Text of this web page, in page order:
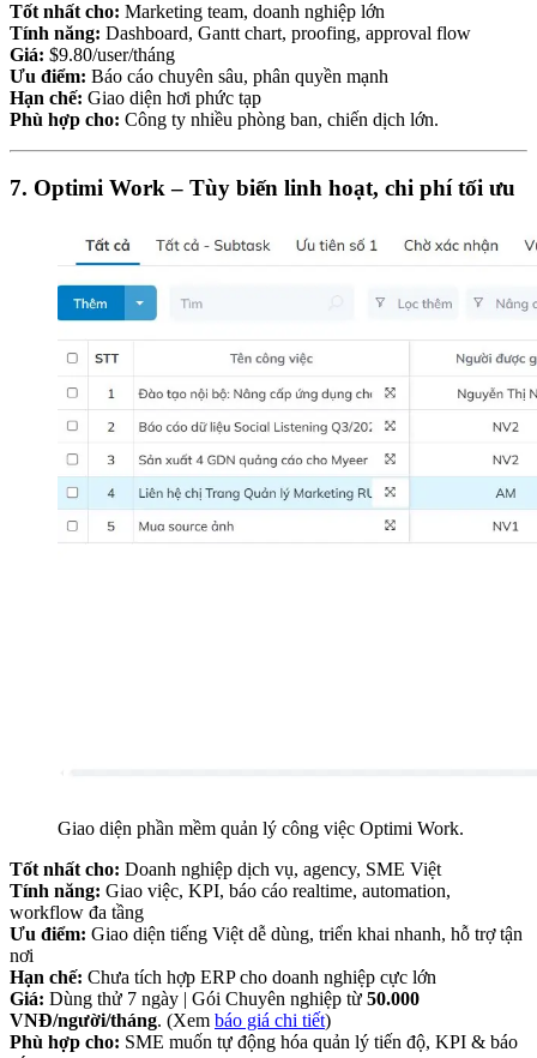
Tốt nhất cho: Marketing team, doanh nghiệp lớn
Tính năng: Dashboard, Gantt chart, proofing, approval flow
Giá: $9.80/user/tháng
Ưu điểm: Báo cáo chuyên sâu, phân quyền mạnh
Hạn chế: Giao diện hơi phức tạp
Phù hợp cho: Công ty nhiều phòng ban, chiến dịch lớn.
7. Optimi Work – Tùy biến linh hoạt, chi phí tối ưu
Giao diện phần mềm quản lý công việc Optimi Work.
Tốt nhất cho: Doanh nghiệp dịch vụ, agency, SME Việt
Tính năng: Giao việc, KPI, báo cáo realtime, automation,
workflow đa tầng
Ưu điểm: Giao diện tiếng Việt dễ dùng, triển khai nhanh, hỗ trợ tận
nơi
Hạn chế: Chưa tích hợp ERP cho doanh nghiệp cực lớn
Giá: Dùng thử 7 ngày | Gói Chuyên nghiệp từ 50.000
VNĐ/người/tháng. (Xem báo giá chi tiết)
Phù hợp cho: SME muốn tự động hóa quản lý tiến độ, KPI & báo